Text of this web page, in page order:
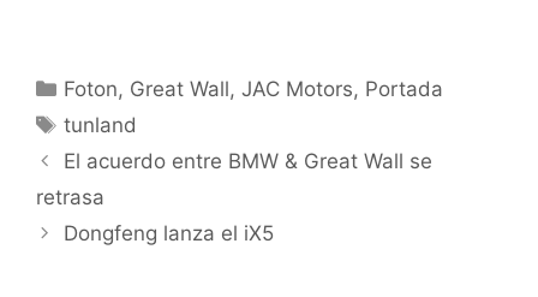
Foton, Great Wall,JAC Motors, Portada
tunland
El acuerdo entre BMW & Great Wall se
retrasa
Dongfeng lanza el iX5